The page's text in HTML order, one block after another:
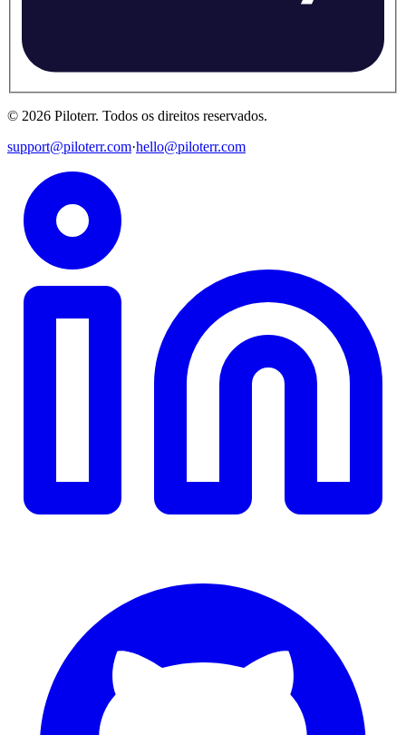
© 2026 Piloterr. Todos os direitos reservados.
support@piloterr.com·hello@piloterr.com